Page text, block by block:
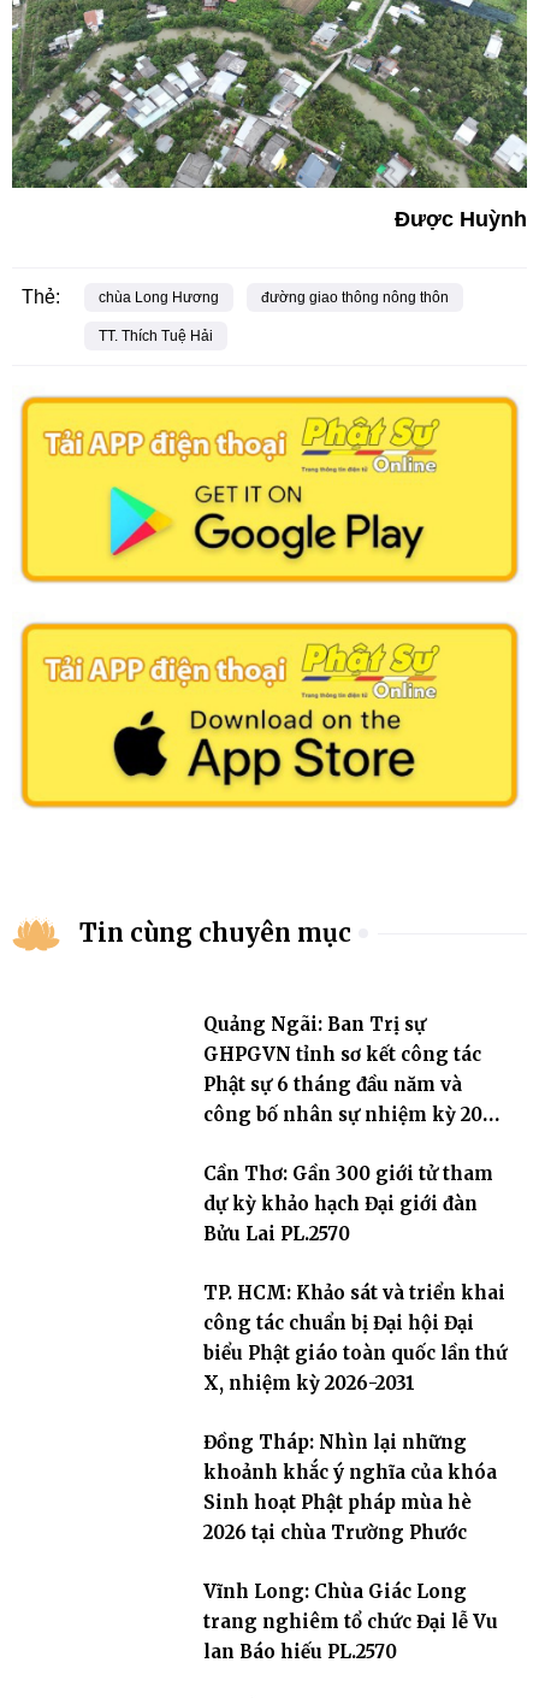
Được Huỳnh
Thẻ: chùa Long Hương đường giao thông nông thôn
TT. Thích Tuệ Hải
Tin cùng chuyên mục
Quảng Ngãi: Ban Trị sự
GHPGVN tỉnh sơ kết công tác
Phật sự 6 tháng đầu năm và
công bố nhân sự nhiệm kỳ 2026
Cần Thơ: Gần 300 giới tử tham
dự kỳ khảo hạch Đại giới đàn
Bửu Lai PL.2570
TP. HCM: Khảo sát và triển khai
công tác chuẩn bị Đại hội Đại
biểu Phật giáo toàn quốc lần thứ
X, nhiệm kỳ 2026-2031
Đồng Tháp: Nhìn lại những
khoảnh khắc ý nghĩa của khóa
Sinh hoạt Phật pháp mùa hè
2026 tại chùa Trường Phước
Vĩnh Long: Chùa Giác Long
trang nghiêm tổ chức Đại lễ Vu
lan Báo hiếu PL.2570